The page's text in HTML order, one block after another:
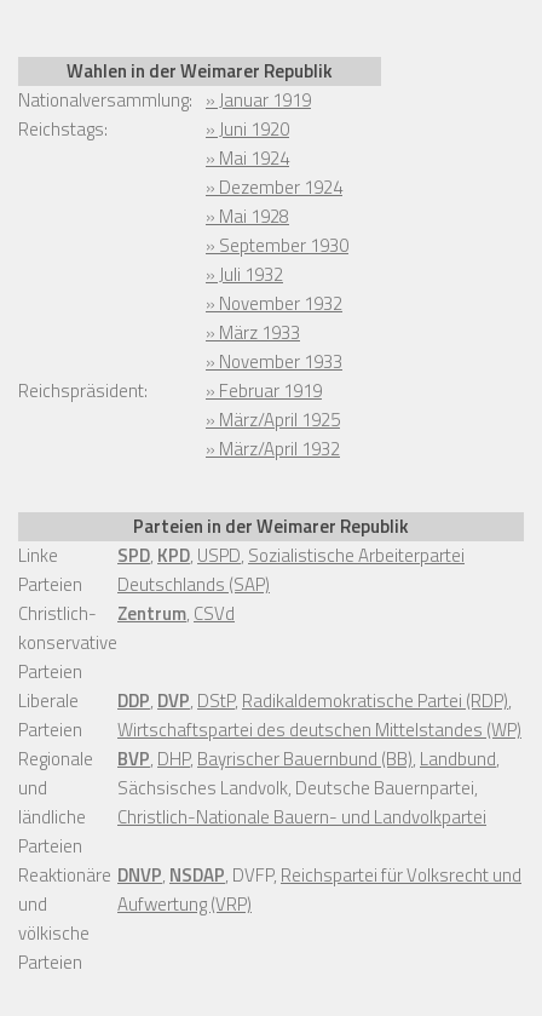
Wahlen in der Weimarer Republik
Nationalversammlung: » Januar 1919
Reichstags:
» Juni 1920
» Mai 1924
» Dezember 1924
» Mai 1928
» September 1930
» Juli 1932
» November 1932
» März 1933
» November 1933
Reichspräsident:
» Februar 1919
» März/April 1925
» März/April 1932
Parteien in der Weimarer Republik
Linke
Parteien
SPD, KPD, USPD, Sozialistische Arbeiterpartei
Deutschlands (SAP)
Christlich-
konservative
Parteien
Zentrum, CSVd
Liberale
Parteien
DDP, DVP, DStP, Radikaldemokratische Partei (RDP),
Wirtschaftspartei des deutschen Mittelstandes (WP)
Regionale
und
ländliche
Parteien
BVP, DHP, Bayrischer Bauernbund (BB), Landbund,
Sächsisches Landvolk, Deutsche Bauernpartei,
Christlich-Nationale Bauern- und Landvolkpartei
Reaktionäre
und
völkische
Parteien
DNVP, NSDAP, DVFP, Reichspartei für Volksrecht und
Aufwertung (VRP)